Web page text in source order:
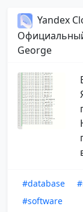
Yandex
George
#database
#software